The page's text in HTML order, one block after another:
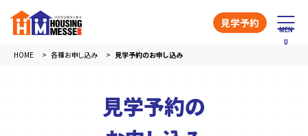
見学予約
HOME 各種お申し込み 見学予約のお申し込み
見学予約の